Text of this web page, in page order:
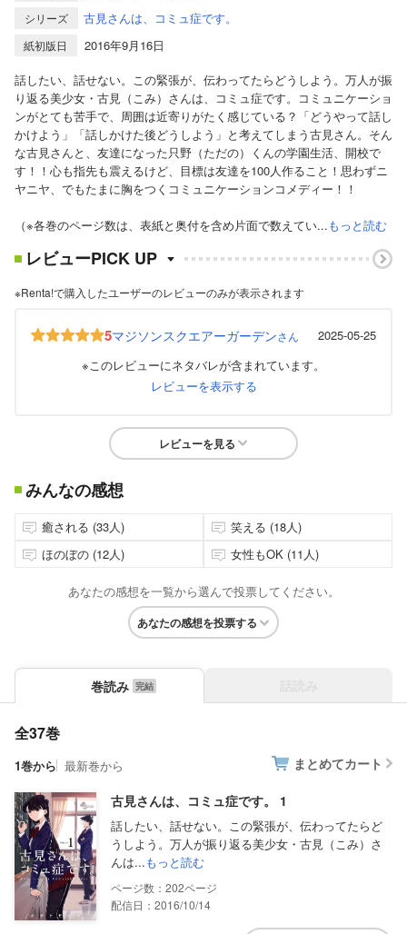
シリーズ 古見さんは、コミュ症です。
紙初版日
2016年9月16日
話したい、話せない。この緊張が、伝わってたらどうしよう。万人が振
り返る美少女・古見（こみ）さんは、コミュ症です。コミュニケーショ
ンがとても苦手で、周囲は近寄りがたく感じている？「どうやって話し
かけよう」「話しかけた後どうしよう」と考えてしまう古見さん。そん
な古見さんと、友達になった只野（ただの）くんの学園生活、開校で
す！！心も指先も震えるけど、目標は友達を100人作ること！思わずニ
ヤニヤ、でもたまに胸をつくコミュニケーションコメディー！！
（※各巻のページ数は、表紙と奥付を含め片面で数えてい...もっと読む
レビューPICK UP
※Renta!で購入したユーザーのレビューのみが表示されます
5マジソンスクエアーガーデンさん
2025-05-25
※このレビューにネタバレが含まれています。
レビューを表示する
レビューを見る
みんなの感想
癒される (33人)
笑える (18人)
ほのぼの (12人)
女性もOK (11人)
あなたの感想を一覧から選んで投票してください。
あなたの感想を投票する
巻読み
全37巻
1巻から 最新巻から まとめてカート
古見さんは、コミュ症です。 1
話したい、話せない。この緊張が、伝わってたらど
うしよう。万人が振り返る美少女・古見（こみ）さ
んは...もっと読む
202
配信日：2016/10/14